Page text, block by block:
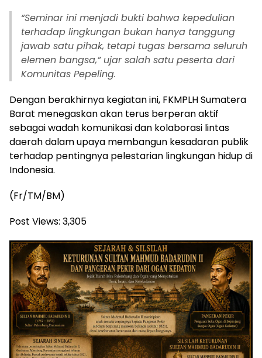
“Seminar ini menjadi bukti bahwa kepedulian
terhadap lingkungan bukan hanya tanggung
jawab satu pihak, tetapi tugas bersama seluruh
elemen bangsa,” ujar salah satu peserta dari
Komunitas Pepeling.
Dengan berakhirnya kegiatan ini, FKMPLH Sumatera
Barat menegaskan akan terus berperan aktif
sebagai wadah komunikasi dan kolaborasi lintas
daerah dalam upaya membangun kesadaran publik
terhadap pentingnya pelestarian lingkungan hidup di
Indonesia.
(Fr/TM/BM)
Post Views: 3,305